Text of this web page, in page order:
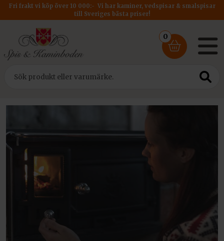
Fri frakt vi köp över 10 000:- Vi har kaminer, vedspisar & smalspisar
till Sveriges bästa priser!
0